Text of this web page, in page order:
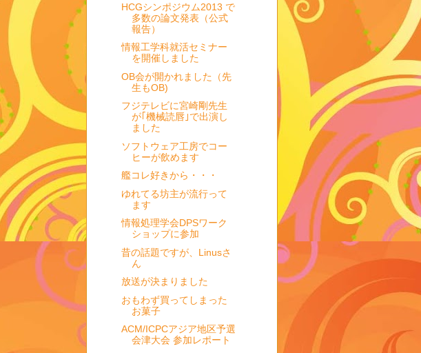
HCGシンポジウム2013 で
多数の論文発表（公式
報告）
情報工学科就活セミナー
を開催しました
OB会が開かれました（先
生もOB)
フジテレビに宮崎剛先生
が｢機械読唇｣で出演し
ました
ソフトウェア工房でコー
ヒーが飲めます
艦コレ好きから・・・
ゆれてる坊主が流行って
ます
情報処理学会DPSワーク
ショップに参加
昔の話題ですが、Linusさ
ん
放送が決まりました
おもわず買ってしまった
お菓子
ACM/ICPCアジア地区予選
会津大会 参加レポート